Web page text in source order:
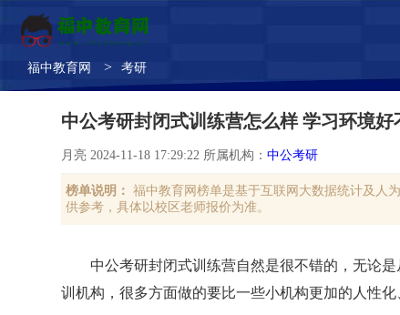
福中教育网 > 考研
中公考研封闭式训练营怎么样 学习环境好
月亮 2024-11-18 17:29:22 所属机构：中公考研
榜单说明：
福中教育网榜单是基于互联网大数据统计及人
供参考，具体以校区老师报价为准。
中公考研封闭式训练营自然是很不错的，无论
训机构，很多方面做的要比一些小机构更加的人性化